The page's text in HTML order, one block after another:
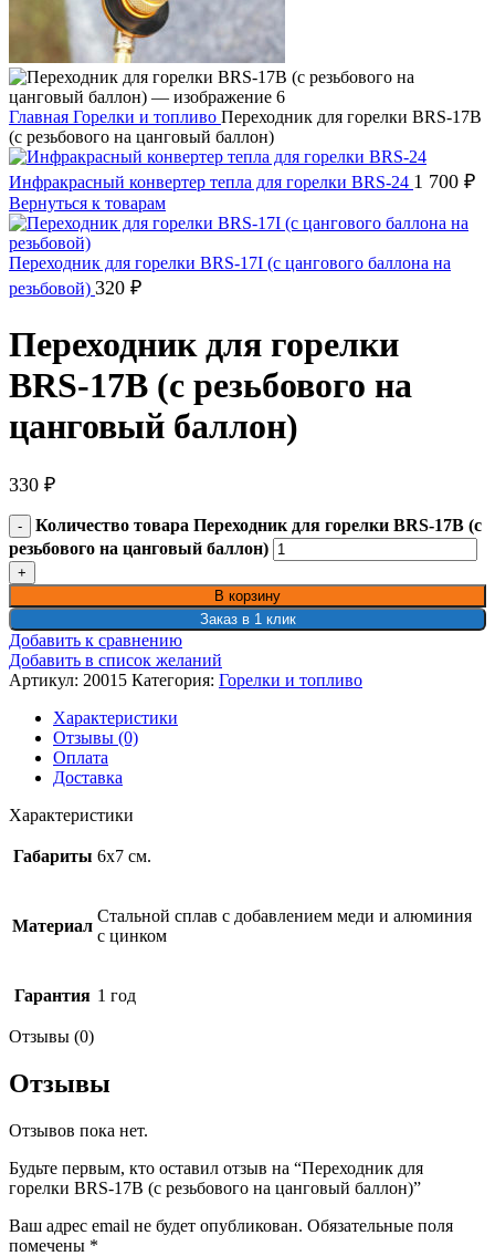
Главная Горелки и топливо Переходник для горелки BRS-17B
(с резьбового на цанговый баллон)
Инфракрасный конвертер тепла для горелки BRS-24 1 700 ₽
Вернуться к товарам
Переходник для горелки BRS-17I (с цангового баллона на
резьбовой) 320 ₽
Переходник для горелки
BRS-17B (с резьбового на
цанговый баллон)
330 ₽
Количество товара Переходник для горелки BRS-17B (с
резьбового на цанговый баллон)
В корзину
Заказ в 1 клик
Добавить к сравнению
Добавить в список желаний
Артикул: 20015 Категория: Горелки и топливо
Характеристики
Отзывы (0)
Оплата
Доставка
Характеристики
Габариты 6х7 см.
Материал
Стальной сплав с добавлением меди и алюминия
с цинком
Гарантия 1 год
Отзывы (0)
Отзывы
Отзывов пока нет.
Будьте первым, кто оставил отзыв на “Переходник для
горелки BRS-17B (с резьбового на цанговый баллон)”
Ваш адрес email не будет опубликован. Обязательные поля
помечены *